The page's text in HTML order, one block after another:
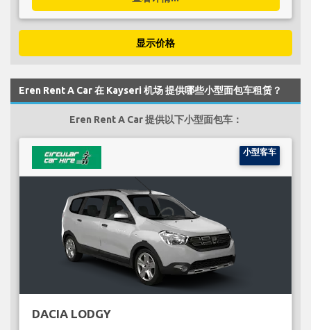
显示价格
Eren Rent A Car 在 Kayseri 机场 提供哪些小型面包车租赁？
Eren Rent A Car 提供以下小型面包车：
小型客车
DACIA LODGY